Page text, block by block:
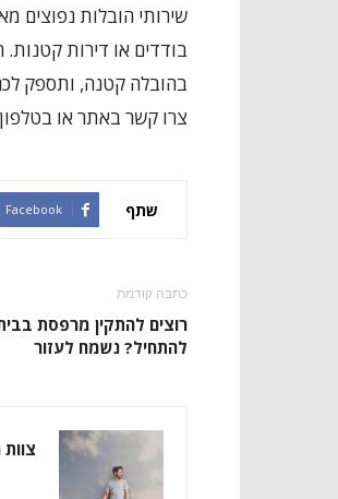
שירותי הובלות נפוצים
בודדים או דירות
בהובלה קטנה, ותספק
צרו קשר באתר או
שתף Facebook
כתבה קודמת
רוצים להתקין מרפסת
להתחיל? נשמח לעזור